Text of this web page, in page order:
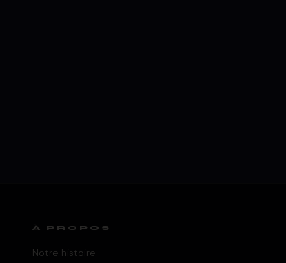
À PROPOS
Notre histoire